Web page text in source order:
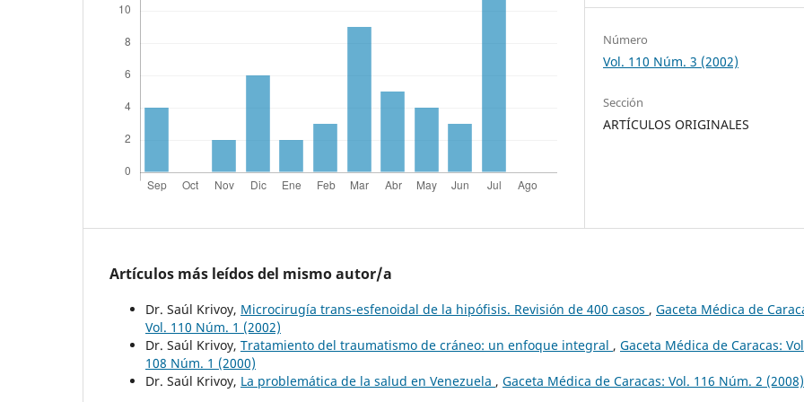
Número
Vol. 110 Núm. 3 (2002)
Sección
ARTÍCULOS ORIGINALES
Artículos más leídos del mismo autor/a
Dr. Saúl Krivoy, Microcirugía trans-esfenoidal de la hipófisis. Revisión de 400 casos , Gaceta Médica de
Vol. 110 Núm. 1 (2002)
Dr. Saúl Krivoy, Tratamiento del traumatismo de cráneo: un enfoque integral , Gaceta Médica de Caracas:
108 Núm. 1 (2000)
Dr. Saúl Krivoy, La problemática de la salud en Venezuela , Gaceta Médica de Caracas: Vol. 116 Núm. 2 (2008)